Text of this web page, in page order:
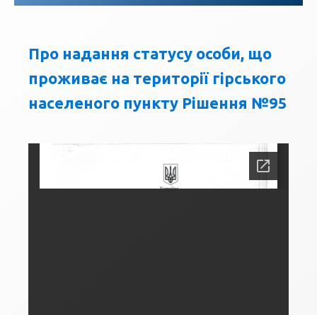
Про надання статусу особи, що
проживає на території гірського
населеного пункту Рішення №95